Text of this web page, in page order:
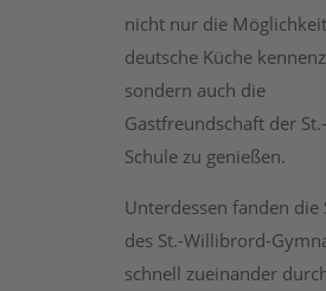
nicht nur die
deutsche Küche
sondern auch die
Gastfreundschaft der
Schule zu genießen.
Unterdessen fanden die
des St.-Willibrord-
schnell zueinander